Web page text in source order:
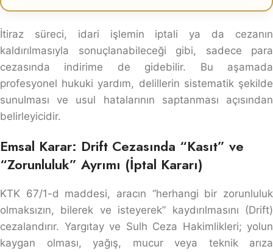
İtiraz süreci, idari işlemin iptali ya da cezanın
kaldırılmasıyla sonuçlanabileceği gibi, sadece para
cezasında indirime de gidebilir. Bu aşamada
profesyonel hukuki yardım, delillerin sistematik şekilde
sunulması ve usul hatalarının saptanması açısından
belirleyicidir.
Emsal Karar: Drift Cezasında “Kasıt” ve
“Zorunluluk” Ayrımı (İptal Kararı)
KTK 67/1-d maddesi, aracın “herhangi bir zorunluluk
olmaksızın, bilerek ve isteyerek” kaydırılmasını (Drift)
cezalandırır. Yargıtay ve Sulh Ceza Hakimlikleri; yolun
kaygan olması, yağış, mucur veya teknik arıza